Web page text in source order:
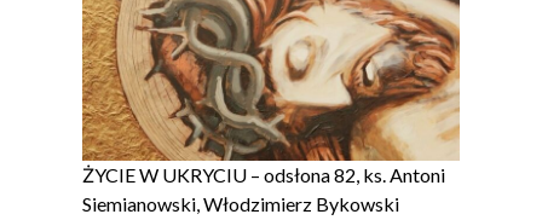
ŻYCIE W UKRYCIU – odsłona 82, ks. Antoni
Siemianowski, Włodzimierz Bykowski